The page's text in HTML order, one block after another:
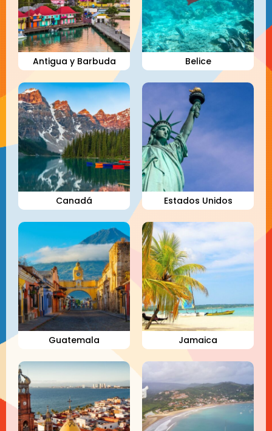
Antigua y Barbuda Belice
Canadá Estados Unidos
Guatemala Jamaica